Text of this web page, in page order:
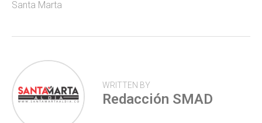
Santa Marta
WRITTEN BY
Redacción SMAD